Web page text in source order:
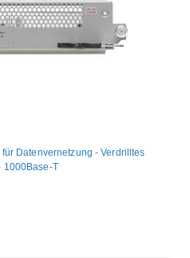
Datenvernetzung - Verdrilltes
1000Base-T